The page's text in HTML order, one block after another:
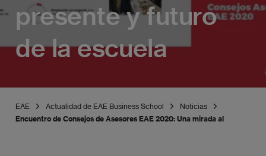
presente y futuro
de la escuela
EAE Actualidad de EAE Business School
Noticias
Encuentro de Consejos de Asesores EAE 2020: Una mirada al presente y